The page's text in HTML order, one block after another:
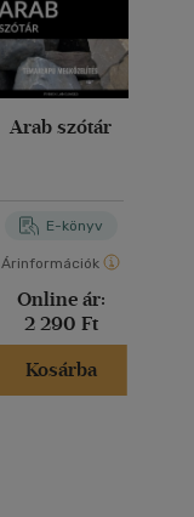
Arab szótár
E-könyv
Árinformációk
Online ár:
2 290 Ft
Kosárba